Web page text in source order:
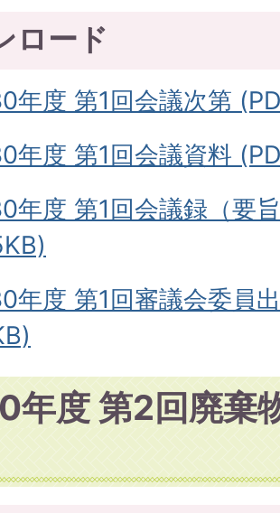
ロード
年度 第1回会議次第
年度 第1回会議資料
年度 第1回会議録（要
年度 第1回審議会委員
年度 第2回廃棄